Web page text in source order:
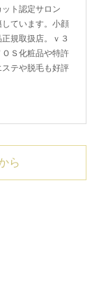
ット認定サロン
ています。小顔
規取扱店。ｖ３
Ｓ化粧品や特許
テや脱毛も好評
ら